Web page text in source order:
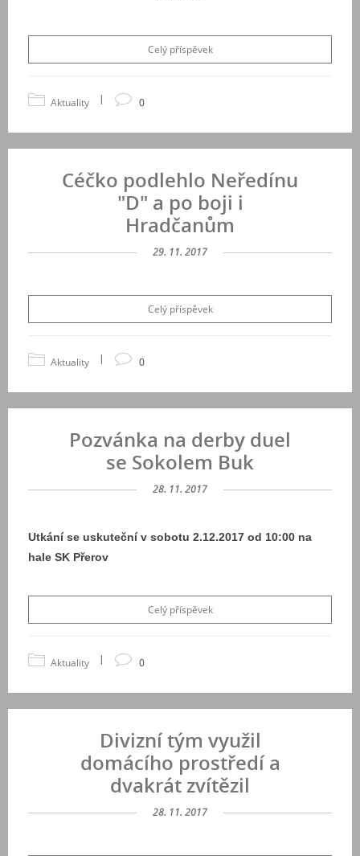
Celý příspěvek
Aktuality | 0
Céčko podlehlo Neředínu
"D" a po boji i
Hradčanům
29. 11. 2017
Celý příspěvek
Aktuality | 0
Pozvánka na derby duel
se Sokolem Buk
28. 11. 2017
Utkání se uskuteční v sobotu 2.12.2017 od 10:00 na
hale SK Přerov
Celý příspěvek
Aktuality | 0
Divizní tým využil
domácího prostředí a
dvakrát zvítězil
28. 11. 2017